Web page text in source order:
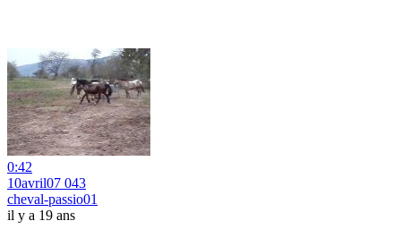
0:42
10avril07 043
cheval-passio01
il y a 19 ans